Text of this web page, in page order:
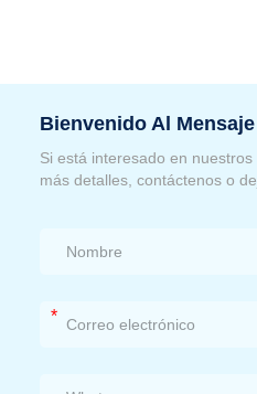
Bienvenido Al
Si está interesado en
más detalles, contáctenos o
*